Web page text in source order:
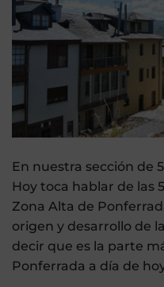
En nuestra sección de
Hoy toca hablar de las
Zona Alta de
origen y desarrollo de
decir que es la parte
Ponferrada a día de